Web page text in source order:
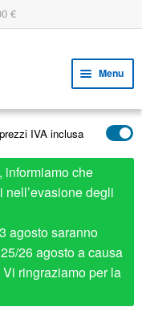
€
Menu
il
menu
child
child
child
IVA inclusa
informiamo che
degli
agosto saranno
26 agosto a causa
ringraziamo per la